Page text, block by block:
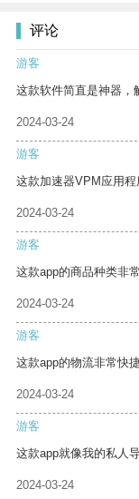
评论
游客
这款软件简直是神器，
2024-03-24
游客
这款加速器VPM应用程
2024-03-24
游客
这款app的商品种类非
2024-03-24
游客
这款app的物流非常快
2024-03-24
游客
这款app就像我的私人
2024-03-24